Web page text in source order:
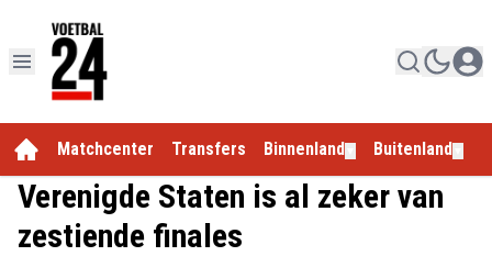
Matchcenter Transfers Binnenland Buitenland
Verenigde Staten is al zeker van
zestiende finales